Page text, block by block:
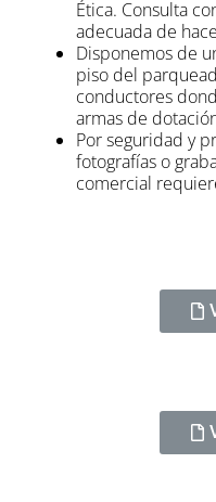
Ética. Consulta
adecuada de
Disponemos de
piso del
conductores
armas de
Por seguridad y
fotografías o
comercial